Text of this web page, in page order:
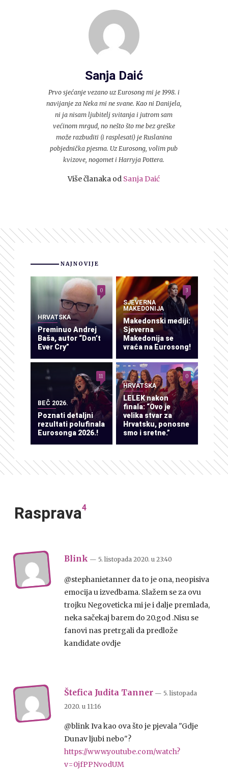
Sanja Daić
Prvo sjećanje vezano uz Eurosong mi je 1998. i
navijanje za Neka mi ne svane. Kao ni Danijela,
ni ja nisam ljubitelj svitanja i jutrom sam
većinom mrgud, no nešto što me bez greške
može razbuditi (i rasplesati) je Ruslanina
pobjednička pjesma. Uz Eurosong, volim pub
kvizove, nogomet i Harryja Pottera.
Više članaka od Sanja Daić
NAJNOVIJE
HRVATSKA
Preminuo Andrej
Baša, autor “Don’t
Ever Cry”
0
SJEVERNA
MAKEDONIJA
Makedonski mediji:
Sjeverna
Makedonija se
vraća na Eurosong!
3
BEČ 2026.
Poznati detaljni
rezultati polufinala
Eurosonga 2026.!
11
HRVATSKA
LELEK nakon
finala: “Ovo je
velika stvar za
Hrvatsku, ponosne
smo i sretne.”
0
Rasprava4
Blink — 5. listopada 2020. u 23:40
@stephanietanner da to je ona, neopisiva
emocija u izvedbama. Slažem se za ovu
trojku Negoveticka mi je i dalje premlada,
neka sačekaj barem do 20.god .Nisu se
fanovi nas pretrgali da predlože
kandidate ovdje
Štefica Judita Tanner — 5. listopada
2020. u 11:16
@blink Iva kao ova što je pjevala "Gdje
Dunav ljubi nebo"?
https://www.youtube.com/watch?
v=0jfPPNvodUM